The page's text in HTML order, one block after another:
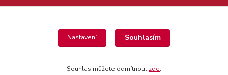
shop@agrics.cz
Nastavení Souhlasím
Souhlas můžete odmítnout zde.